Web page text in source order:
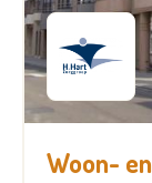
Woon-